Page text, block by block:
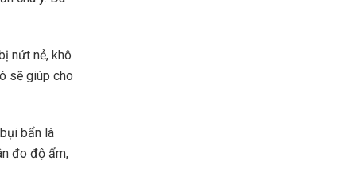
nứt nẻ, khô
sẽ giúp cho
bẩn là
đo độ ẩm,